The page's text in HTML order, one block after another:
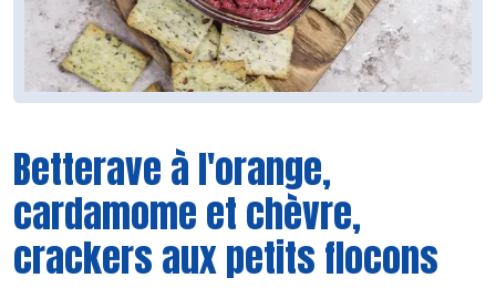
Betterave à l'orange,
cardamome et chèvre,
crackers aux petits flocons